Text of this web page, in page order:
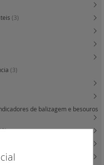
(3)
(3)
de balizagem e besouros